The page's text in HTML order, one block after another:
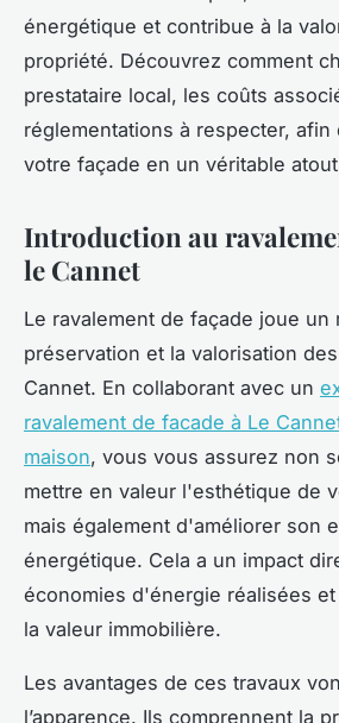
énergétique et contribue à la
propriété. Découvrez comment
prestataire local, les coûts
réglementations à respecter, afin
votre façade en un véritable
Introduction au
le Cannet
Le ravalement de façade joue un
préservation et la valorisation
Cannet. En collaborant avec un
ravalement de facade à Le
maison, vous vous assurez non
mettre en valeur l'esthétique de
mais également d'améliorer son
énergétique. Cela a un impact
économies d'énergie réalisées
la valeur immobilière.
Les avantages de ces travaux
l’apparence. Ils comprennent la